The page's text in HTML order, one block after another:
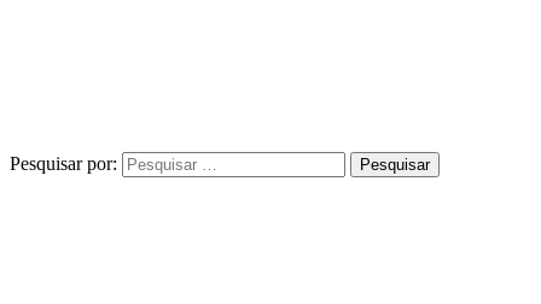
Pesquisar por: